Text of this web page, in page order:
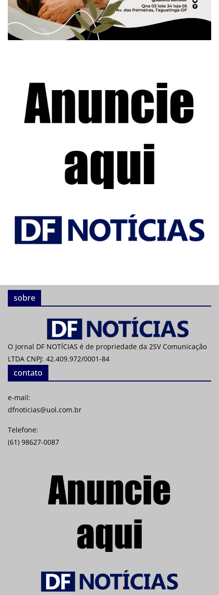
sobre
O Jornal DF NOTÍCIAS é de propriedade da 2SV Comunicação
LTDA CNPJ: 42.409.972/0001-84
contato
e-mail:
dfnoticias@uol.com.br
Telefone:
(61) 98627-0087